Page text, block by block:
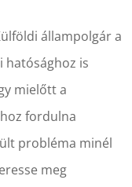
állampolgár a
hatósághoz is
mielőtt a
fordulna
probléma minél
meg